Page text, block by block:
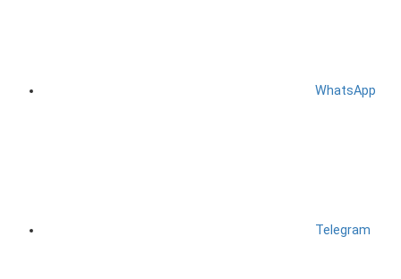
WhatsApp
Telegram